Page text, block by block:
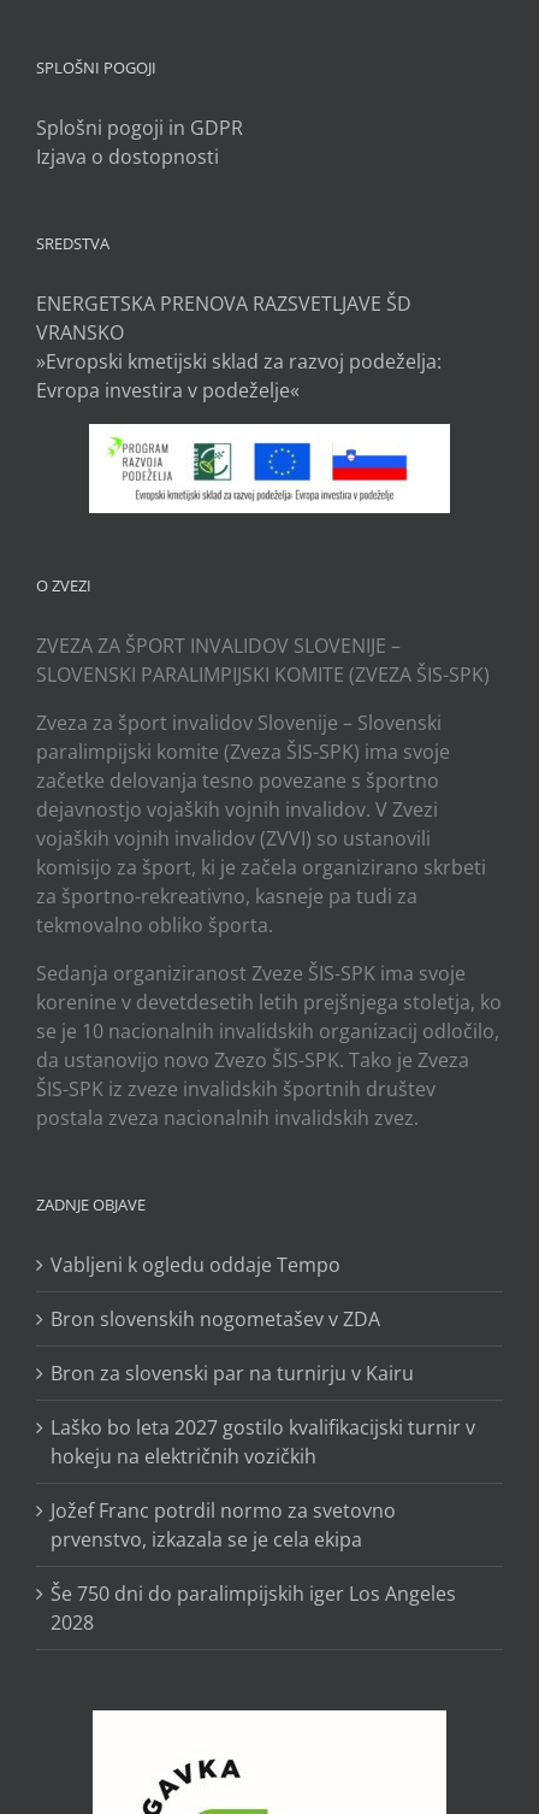
SPLOŠNI POGOJI
Splošni pogoji in GDPR
Izjava o dostopnosti
SREDSTVA
ENERGETSKA PRENOVA RAZSVETLJAVE ŠD
VRANSKO
»Evropski kmetijski sklad za razvoj podeželja:
Evropa investira v podeželje«
O ZVEZI
ZVEZA ZA ŠPORT INVALIDOV SLOVENIJE –
SLOVENSKI PARALIMPIJSKI KOMITE (ZVEZA ŠIS-SPK)
Zveza za šport invalidov Slovenije – Slovenski
paralimpijski komite (Zveza ŠIS-SPK) ima svoje
začetke delovanja tesno povezane s športno
dejavnostjo vojaških vojnih invalidov. V Zvezi
vojaških vojnih invalidov (ZVVI) so ustanovili
komisijo za šport, ki je začela organizirano skrbeti
za športno-rekreativno, kasneje pa tudi za
tekmovalno obliko športa.
Sedanja organiziranost Zveze ŠIS-SPK ima svoje
korenine v devetdesetih letih prejšnjega stoletja, ko
se je 10 nacionalnih invalidskih organizacij odločilo,
da ustanovijo novo Zvezo ŠIS-SPK. Tako je Zveza
ŠIS-SPK iz zveze invalidskih športnih društev
postala zveza nacionalnih invalidskih zvez.
ZADNJE OBJAVE
Vabljeni k ogledu oddaje Tempo
Bron slovenskih nogometašev v ZDA
Bron za slovenski par na turnirju v Kairu
Laško bo leta 2027 gostilo kvalifikacijski turnir v
hokeju na električnih vozičkih
Jožef Franc potrdil normo za svetovno
prvenstvo, izkazala se je cela ekipa
Še 750 dni do paralimpijskih iger Los Angeles
2028